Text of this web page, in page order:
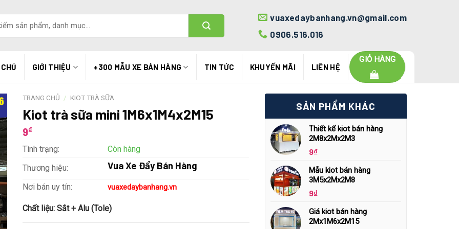
vuaxedaybanhang.vn@gmail.com
0906.516.016
GIỚI THIỆU +300 MẪU XE BÁN HÀNG TIN TỨC KHUYẾN MÃI LIÊN HỆ
GIỎ HÀNG
TRANG CHỦ / KIOT TRÀ SỮA
Kiot trà sữa mini 1M6x1M4x2M15
9₫
Tình trạng:
Còn hàng
Thương hiệu:
Vua Xe Đẩy Bán Hàng
Nơi bán uy tín: vuaxedaybanhang.vn
Chất liệu: Sắt + Alu (Tole)
SẢN PHẨM KHÁC
Thiết kế kiot bán hàng
2M8x2Mx2M3
9₫
Mẫu kiot bán hàng
3M5x2Mx2M8
9₫
Giá kiot bán hàng
2Mx1M6x2M15